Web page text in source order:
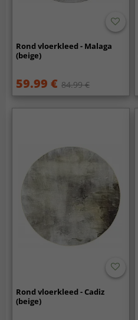
Rond vloerkleed - Malaga
(beige)
59.99 € 84.99 €
Rond vloerkleed - Cadiz
(beige)